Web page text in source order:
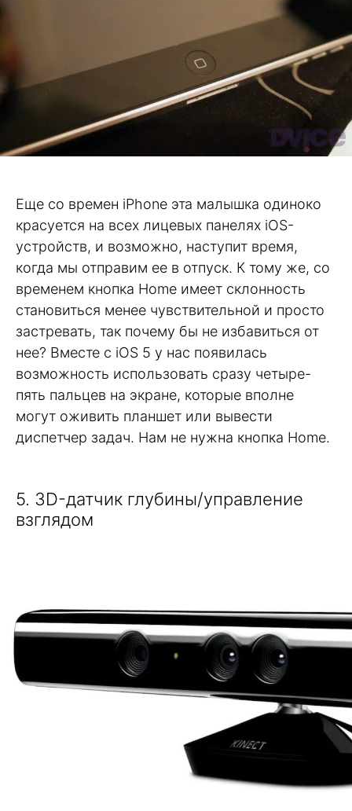
Еще со времен iPhone эта малышка одиноко
красуется на всех лицевых панелях iOS-
устройств, и возможно, наступит время,
когда мы отправим ее в отпуск. К тому же, со
временем кнопка Home имеет склонность
становиться менее чувствительной и просто
застревать, так почему бы не избавиться от
нее? Вместе с iOS 5 у нас появилась
возможность использовать сразу четыре-
пять пальцев на экране, которые вполне
могут оживить планшет или вывести
диспетчер задач. Нам не нужна кнопка Home.
5. 3D-датчик глубины/управление
взглядом